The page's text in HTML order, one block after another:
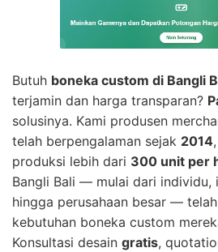
Butuh boneka custom di Bangli
terjamin dan harga transparan?
solusinya. Kami produsen
telah berpengalaman sejak 2014
produksi lebih dari 300 unit per
Bangli Bali — mulai dari individu,
hingga perusahaan besar —
kebutuhan boneka custom
Konsultasi desain gratis,